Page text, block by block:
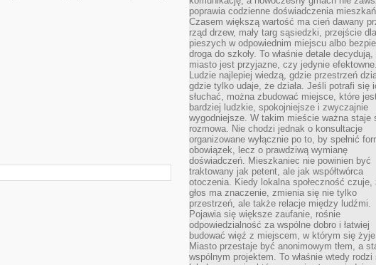
poprawia codzienne doświadczenia
Czasem większą wartość ma cień dawany
rząd drzew, mały targ sąsiedzki, przejście dla
pieszych w odpowiednim miejscu albo
droga do szkoły. To właśnie detale
miasto jest przyjazne, czy jedynie efektowne.
Ludzie najlepiej wiedzą, gdzie przestrzeń
gdzie tylko udaje, że działa. Jeśli potrafi się
słuchać, można zbudować miejsce, które
bardziej ludzkie, spokojniejsze i zwyczajnie
wygodniejsze. W takim mieście ważna staje
rozmowa. Nie chodzi jednak o konsultacje
organizowane wyłącznie po to, by spełnić
obowiązek, lecz o prawdziwą wymianę
doświadczeń. Mieszkaniec nie powinien być
traktowany jak petent, ale jak współtwórca
otoczenia. Kiedy lokalna społeczność czuje,
głos ma znaczenie, zmienia się nie tylko
przestrzeń, ale także relacje między ludźmi.
Pojawia się większe zaufanie, rośnie
odpowiedzialność za wspólne dobro i łatwiej
budować więź z miejscem, w którym się
Miasto przestaje być anonimowym tłem, a
wspólnym projektem. To właśnie wtedy rodzi